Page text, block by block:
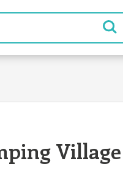
Village